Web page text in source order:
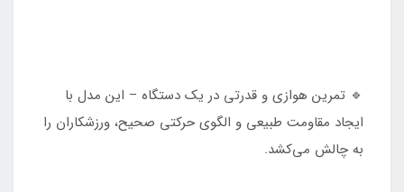
🔹 تمرین هوازی و قدرتی در یک دستگاه – این مدل با
ایجاد مقاومت طبیعی و الگوی حرکتی صحیح، ورزشکاران را
به چالش می‌کشد.